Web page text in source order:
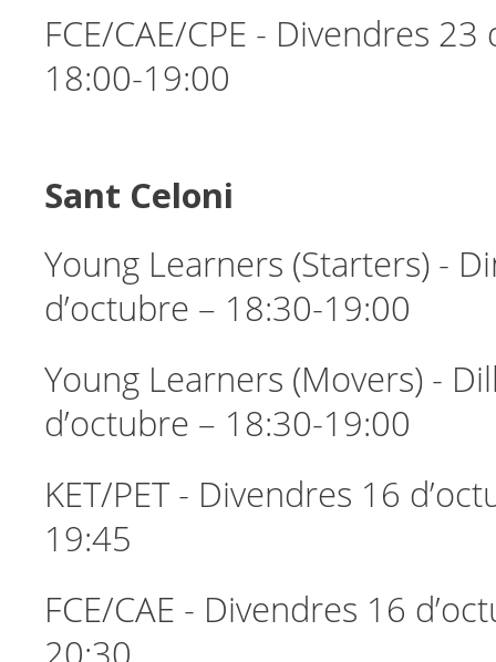
FCE/CAE/CPE - Divendres
18:00-19:00
Sant Celoni
Young Learners (Starters) -
d’octubre – 18:30-19:00
Young Learners (Movers) -
d’octubre – 18:30-19:00
KET/PET - Divendres 16
19:45
FCE/CAE - Divendres 16